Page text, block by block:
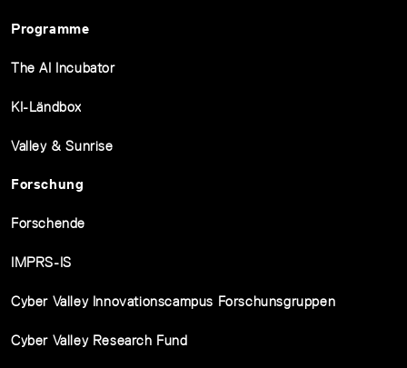
Programme
The AI Incubator
KI-Ländbox
Valley & Sunrise
Forschung
Forschende
IMPRS-IS
Cyber Valley Innovationscampus Forschunsgruppen
Cyber Valley Research Fund